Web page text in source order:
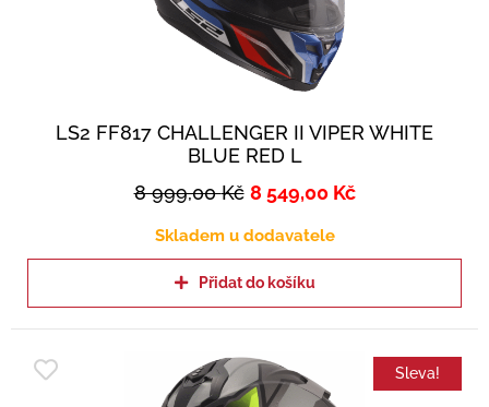
LS2 FF817 CHALLENGER II VIPER WHITE
BLUE RED L
8 999,00Kč 8 549,00 Kč
Skladem u dodavatele
Přidat do košíku
Sleva!